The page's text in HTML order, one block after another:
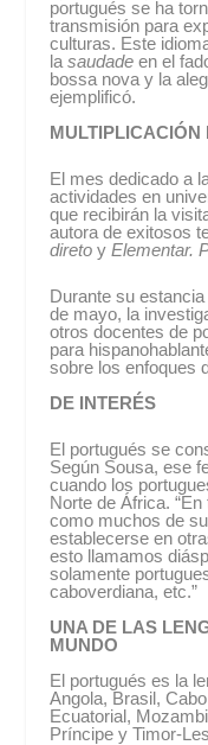
portugués se ha
transmisión para
culturas. Este
lasaudade en el
bossa nova y la
ejemplificó.
MULTIPLICACIÓN
El mes dedicado a
actividades en
que recibirán la
autora de exitosos
direto yElementar.
Durante su
de mayo, la
otros docentes de
para
sobre los enfoques
DE INTERÉS
El portugués se
Según Sousa, ese
cuando los
Norte de África.
como muchos de
establecerse en
esto llamamos
solamente
caboverdiana, etc.”
UNA DE LAS
MUNDO
El portugués es la
Angola, Brasil,
Ecuatorial,
Príncipe y Timor-